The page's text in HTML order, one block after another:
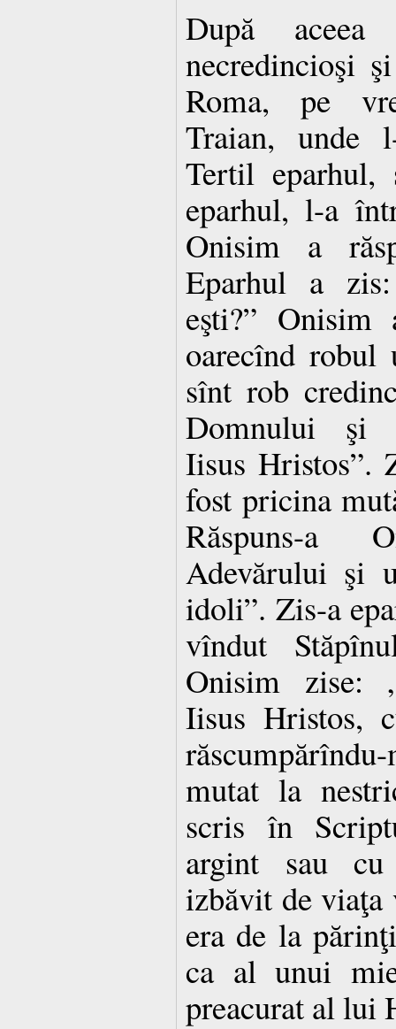
După
necredincioşi
Roma, pe
Traian, unde
Tertil eparhul,
eparhul, l-a
Onisim a
Eparhul a
eşti?” Onisim
oarecînd robul
sînt rob
Domnului şi
Iisus Hristos”.
fost pricina
Răspuns-a
Adevărului şi
idoli”. Zis-a
vîndut
Onisim zise:
Iisus Hristos,
mutat la
scris în
argint sau
izbăvit de viaţa
era de la
ca al unui
preacurat al lui